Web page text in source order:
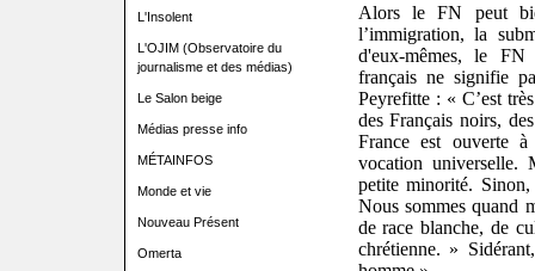
L'Insolent
L'OJIM (Observatoire du
journalisme et des médias)
Le Salon beige
Médias presse info
MÉTAINFOS
Monde et vie
Nouveau Présent
Omerta
Alors le FN peut
l’immigration, la
d'eux-mêmes, le FN
français ne signifie
Peyrefitte : « C’est
des Français noirs,
France est ouverte
vocation universelle.
petite minorité.
Nous sommes quand
de race blanche, de
chrétienne. »